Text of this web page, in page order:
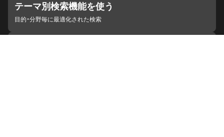
テーマ別検索機能を使う
目的・分野毎に最適化された検索